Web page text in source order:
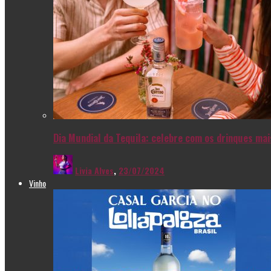
Dia Mundial da Tequila: celebre com os drinques
Livia Alves, 23/07/2024
Vinho